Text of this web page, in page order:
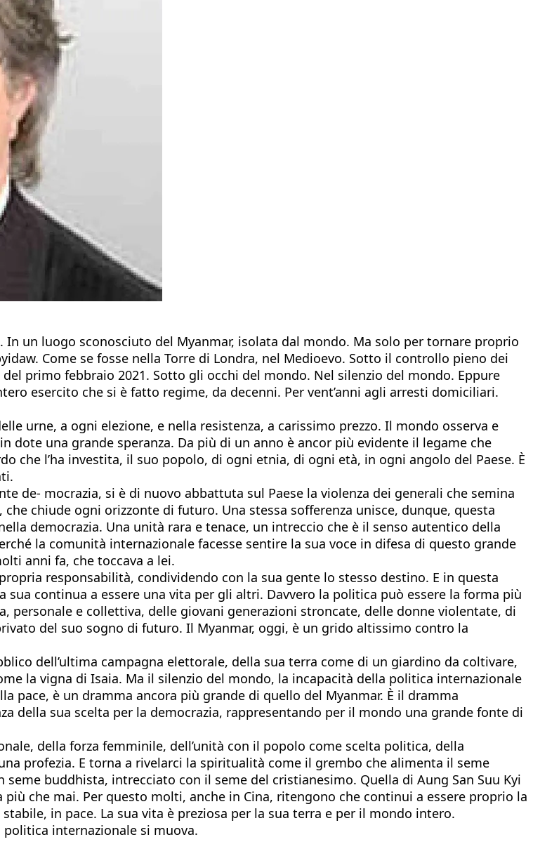
un luogo sconosciuto del Myanmar, isolata dal mondo. Ma solo per tornare proprio
Come se fosse nella Torre di Londra, nel Medioevo. Sotto il controllo pieno dei
primo febbraio 2021. Sotto gli occhi del mondo. Nel silenzio del mondo. Eppure
esercito che si è fatto regime, da decenni. Per vent’anni agli arresti domiciliari.
urne, a ogni elezione, e nella resistenza, a carissimo prezzo. Il mondo osserva e
una grande speranza. Da più di un anno è ancor più evidente il legame che
che l’ha investita, il suo popolo, di ogni etnia, di ogni età, in ogni angolo del Paese. È
de- mocrazia, si è di nuovo abbattuta sul Paese la violenza dei generali che semina
chiude ogni orizzonte di futuro. Una stessa sofferenza unisce, dunque, questa
democrazia. Una unità rara e tenace, un intreccio che è il senso autentico della
la comunità internazionale facesse sentire la sua voce in difesa di questo grande
anni fa, che toccava a lei.
responsabilità, condividendo con la sua gente lo stesso destino. E in questa
continua a essere una vita per gli altri. Davvero la politica può essere la forma più
personale e collettiva, delle giovani generazioni stroncate, delle donne violentate, di
del suo sogno di futuro. Il Myanmar, oggi, è un grido altissimo contro la
dell’ultima campagna elettorale, della sua terra come di un giardino da coltivare,
la vigna di Isaia. Ma il silenzio del mondo, la incapacità della politica internazionale
pace, è un dramma ancora più grande di quello del Myanmar. È il dramma
della sua scelta per la democrazia, rappresentando per il mondo una grande fonte di
della forza femminile, dell’unità con il popolo come scelta politica, della
profezia. E torna a rivelarci la spiritualità come il grembo che alimenta il seme
buddhista, intrecciato con il seme del cristianesimo. Quella di Aung San Suu Kyi
che mai. Per questo molti, anche in Cina, ritengono che continui a essere proprio la
in pace. La sua vita è preziosa per la sua terra e per il mondo intero.
internazionale si muova.